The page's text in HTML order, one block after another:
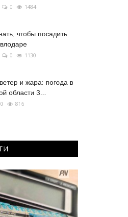
0 1484
чтобы посадить
0 1130
и жара: погода в
области 3...
0 816